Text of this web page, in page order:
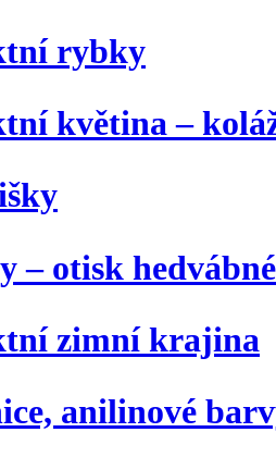
rybky
květina –
– otisk
zimní krajina
anilinové